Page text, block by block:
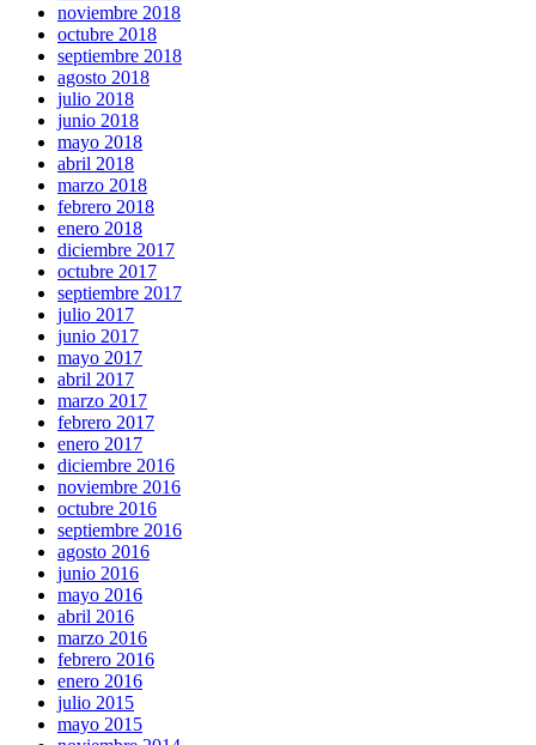
noviembre 2018
octubre 2018
septiembre 2018
agosto 2018
julio 2018
junio 2018
mayo 2018
abril 2018
marzo 2018
febrero 2018
enero 2018
diciembre 2017
octubre 2017
septiembre 2017
julio 2017
junio 2017
mayo 2017
abril 2017
marzo 2017
febrero 2017
enero 2017
diciembre 2016
noviembre 2016
octubre 2016
septiembre 2016
agosto 2016
junio 2016
mayo 2016
abril 2016
marzo 2016
febrero 2016
enero 2016
julio 2015
mayo 2015